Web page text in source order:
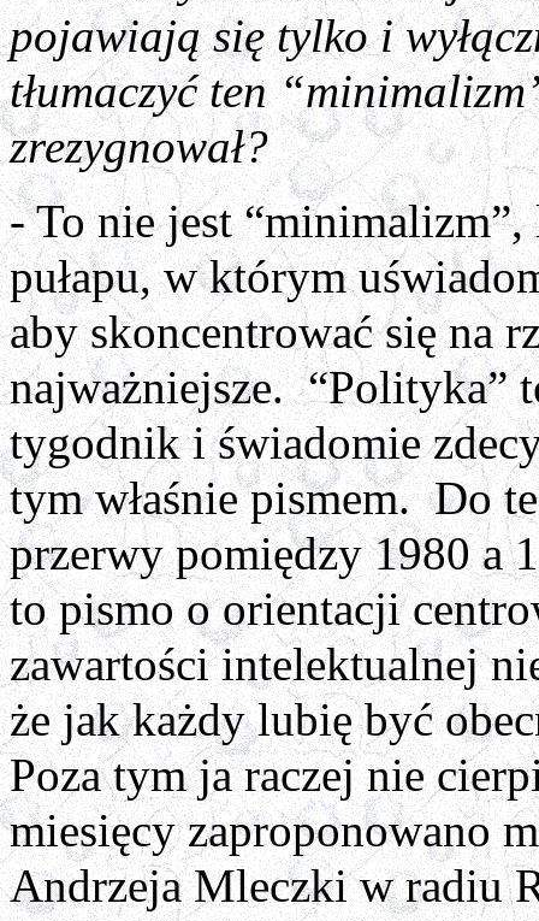
pojawiają się tylko i
tłumaczyć ten
zrezygnował?
- To nie jest
pułapu, w którym
aby skoncentrować się na
najważniejsze. “Polityka”
tygodnik i świadomie
tym właśnie pismem. Do
przerwy pomiędzy 1980 a
to pismo o orientacji
zawartości intelektualnej
że jak każdy lubię być
Poza tym ja raczej nie
miesięcy zaproponowano
Andrzeja Mleczki w radiu